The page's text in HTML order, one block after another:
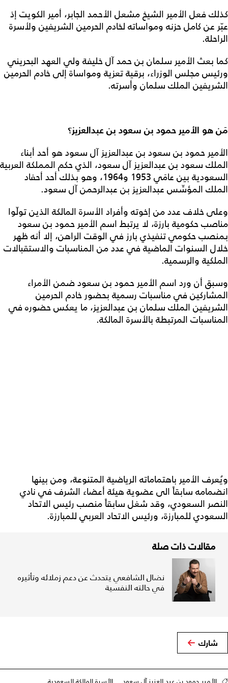
كذلك فعل الأمير الشيخ مشعل الأحمد الجابر، أمير الكويت إذ
عبّر عن كامل حزنه ومواساته لخادم الحرمين الشريفين ولأسرة
الراحلة.
كما بعث الأمير سلمان بن حمد آل خليفة ولي العهد البحريني
ورئيس مجلس الوزراء، برقية تعزية ومواساة إلى خادم الحرمين
الشريفين الملك سلمان وأسرته.
مَن هو الأمير حمود بن سعود بن عبدالعزيز؟
الأمير حمود بن سعود بن عبدالعزيز آل سعود هو أحد أبناء
الملك سعود بن عبدالعزيز آل سعود، الذي حكم المملكة العربية
السعودية بين عامَي 1953 و1964، وهو بذلك أحد أحفاد
الملك المؤسِّس عبدالعزيز بن عبدالرحمن آل سعود.
وعلى خلاف عدد من إخوته وأفراد الأسرة المالكة الذين تولّوا
مناصب حكومية بارزة، لا يرتبط اسم الأمير حمود بن سعود
بمنصب حكومي تنفيذي بارز في الوقت الراهن، إلا أنه ظهر
خلال السنوات الماضية في عدد من المناسبات والاستقبالات
الملكية والرسمية.
وسبق أن ورد اسم الأمير حمود بن سعود ضمن الأمراء
المشاركين في مناسبات رسمية بحضور خادم الحرمين
الشريفين الملك سلمان بن عبدالعزيز، ما يعكس حضوره في
المناسبات المرتبطة بالأسرة المالكة.
ويُعرف الأمير باهتماماته الرياضية المتنوعة، ومن بينها
انضمامه سابقاً الى عضوية هيئة أعضاء الشرف في نادي
النصر السعودي، وقد شغل سابقاً منصب رئيس الاتحاد
السعودي للمبارزة، ورئيس الاتحاد العربي للمبارزة.
مقالات ذات صلة
نضال الشافعي يتحدث عن دعم زملائه وتأثيره
في حالته النفسية
شارك